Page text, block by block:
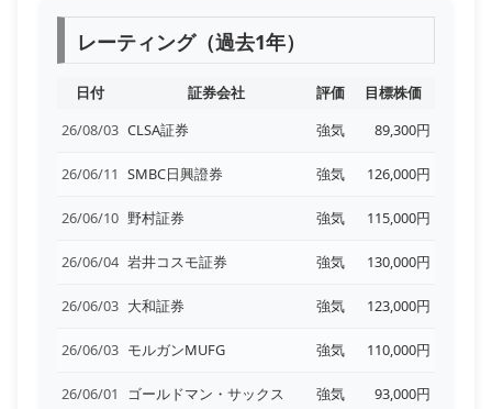
レーティング（過去1年）
日付 証券会社 評価
目標株価
26/08/03 CLSA証券 強気 89,300円
26/06/11 SMBC日興證券 強気 126,000円
26/06/10 野村証券 強気 115,000円
26/06/04 岩井コスモ証券 強気 130,000円
26/06/03 大和証券 強気 123,000円
26/06/03 モルガンMUFG 強気 110,000円
26/06/01 ゴールドマン・サックス 強気 93,000円